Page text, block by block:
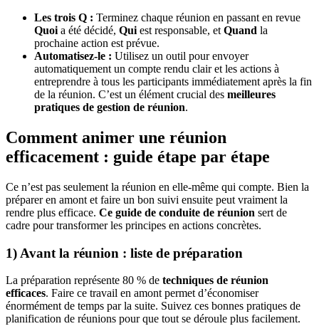
Les trois Q : Terminez chaque réunion en passant en revue
Quoi a été décidé, Qui est responsable, et Quand la
prochaine action est prévue.
Automatisez-le : Utilisez un outil pour envoyer
automatiquement un compte rendu clair et les actions à
entreprendre à tous les participants immédiatement après la fin
de la réunion. C’est un élément crucial des meilleures
pratiques de gestion de réunion.
Comment animer une réunion
efficacement : guide étape par étape
Ce n’est pas seulement la réunion en elle-même qui compte. Bien la
préparer en amont et faire un bon suivi ensuite peut vraiment la
rendre plus efficace. Ce guide de conduite de réunion sert de
cadre pour transformer les principes en actions concrètes.
1) Avant la réunion : liste de préparation
La préparation représente 80 % de techniques de réunion
efficaces. Faire ce travail en amont permet d’économiser
énormément de temps par la suite. Suivez ces bonnes pratiques de
planification de réunions pour que tout se déroule plus facilement.